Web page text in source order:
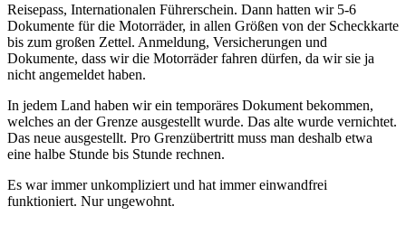
Reisepass, Internationalen Führerschein. Dann hatten wir 5-6
Dokumente für die Motorräder, in allen Größen von der Scheckkarte
bis zum großen Zettel. Anmeldung, Versicherungen und
Dokumente, dass wir die Motorräder fahren dürfen, da wir sie ja
nicht angemeldet haben.
In jedem Land haben wir ein temporäres Dokument bekommen,
welches an der Grenze ausgestellt wurde. Das alte wurde vernichtet.
Das neue ausgestellt. Pro Grenzübertritt muss man deshalb etwa
eine halbe Stunde bis Stunde rechnen.
Es war immer unkompliziert und hat immer einwandfrei
funktioniert. Nur ungewohnt.